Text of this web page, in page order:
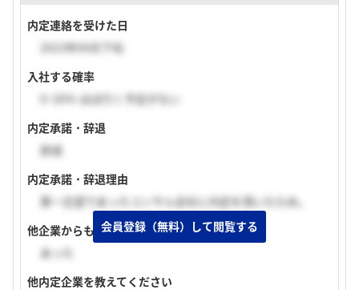
内定連絡を受けた日
2023年04月下旬
入社する確率
0~20% ほぼ行く予定がない
内定承諾・辞退
辞退
内定承諾・辞退理由
第一志望であったコンサル会社に内定を頂いたため。
他企業からも内定はありましたか
あった
他内定企業を教えてください
会員登録（無料）して閲覧する